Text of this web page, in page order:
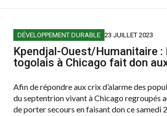
DÉVELOPPEMENT DURABLE 23 JUILLET 2023
Kpendjal-Ouest/Humanitaire
togolais à Chicago fait don
Afin de répondre aux crix d’alarme des
du septentrion vivant à Chicago regroupés
de porter secours en faisant don ce samedi